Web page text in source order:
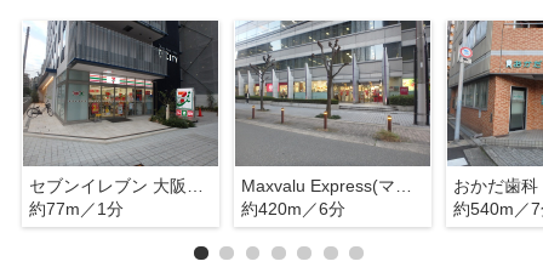
約77m／1分
約420m／6分
おかだ歯科
約540m／